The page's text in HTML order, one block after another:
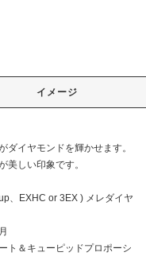
イメージ
ダイヤモンドを輝かせます。
美しい印象です。
、EXHC or 3EX ) メレダイヤ
ト＆キューピッドプロポーシ